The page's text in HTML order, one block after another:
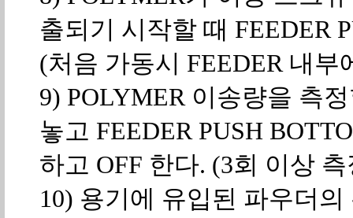
출되기 시작할 때 FEEDER
(처음 가동시 FEEDER 내
9) POLYMER 이송량을 측
놓고 FEEDER PUSH
하고 OFF 한다. (3회 이상
10) 용기에 유입된 파우더